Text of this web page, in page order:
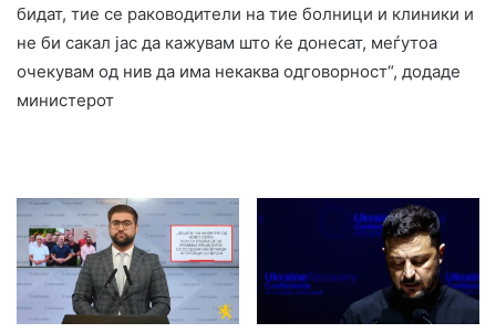
бидат, тие се раководители на тие болници и клиники и
не би сакал јас да кажувам што ќе донесат, меѓутоа
очекувам од нив да има некаква одговорност“, додаде
министерот